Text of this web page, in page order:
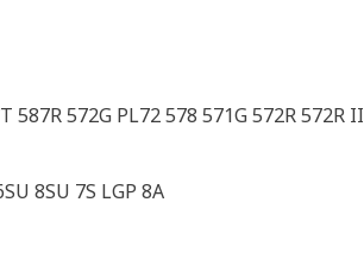
587R 572G PL72 578 571G 572R 572R II
8SU 7S LGP 8A